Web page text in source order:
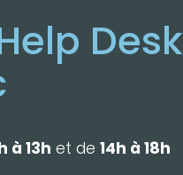
Desk
à 13h et de 14h à 18h